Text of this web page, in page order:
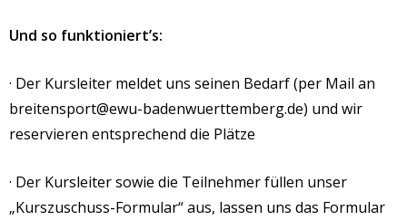
Und so funktioniert’s:
· Der Kursleiter meldet uns seinen Bedarf (per Mail an
breitensport@ewu-badenwuerttemberg.de) und wir
reservieren entsprechend die Plätze
· Der Kursleiter sowie die Teilnehmer füllen unser
„Kurszuschuss-Formular“ aus, lassen uns das Formular